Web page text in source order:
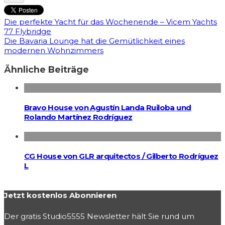
Die perfekte Yacht für das Wochenende – Vicem Yachts
77 Flybridge
Die Bavaria Lounge hat die Gemütlichkeit eines
modernen Wohnzimmers
Ähnliche Beiträge
Bravo House von Agustín Landa Ruiloba und
Rolando Martínez Rodríguez
CG House von GLR arquitectos / Gilberto Rodríguez
L
Jetzt kostenlos Abonnieren
Der gratis Studio5555 Newsletter hält Sie rund um